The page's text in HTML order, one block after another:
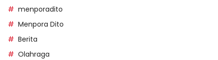
menporadito
Menpora Dito
Berita
Olahraga